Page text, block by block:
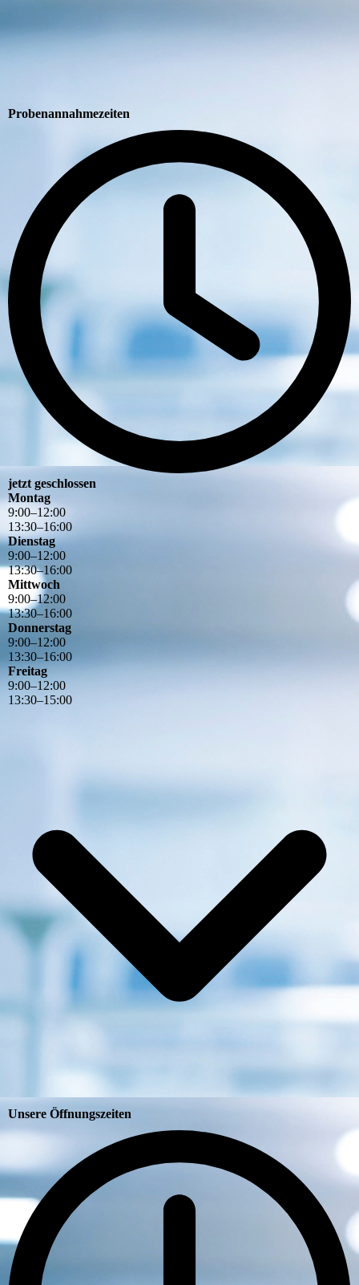
Probenannahmezeiten
jetzt geschlossen
Montag
9:00–12:00
13:30–16:00
Dienstag
9:00–12:00
13:30–16:00
Mittwoch
9:00–12:00
13:30–16:00
Donnerstag
9:00–12:00
13:30–16:00
Freitag
9:00–12:00
13:30–15:00
Unsere Öffnungszeiten